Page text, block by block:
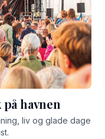
havnen
liv og glade dage